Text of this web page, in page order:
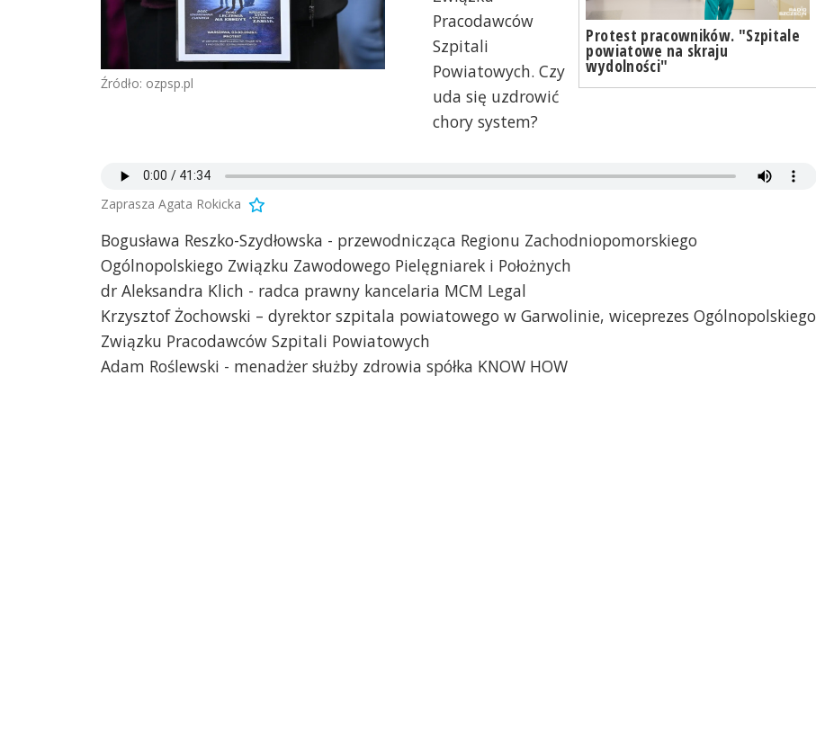
Źródło: ozpsp.pl
Protest pracowników. "Szpitale
powiatowe na skraju
wydolności"
Pracodawców
Szpitali
Powiatowych. Czy
uda się uzdrowić
chory system?
Zaprasza Agata Rokicka
Bogusława Reszko-Szydłowska - przewodnicząca Regionu Zachodniopomorskiego
Ogólnopolskiego Związku Zawodowego Pielęgniarek i Położnych
dr Aleksandra Klich - radca prawny kancelaria MCM Legal
Krzysztof Żochowski – dyrektor szpitala powiatowego w Garwolinie, wiceprezes Ogólnopolskiego
Związku Pracodawców Szpitali Powiatowych
Adam Roślewski - menadżer służby zdrowia spółka KNOW HOW